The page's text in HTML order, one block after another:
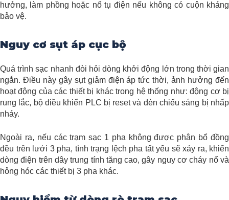
hưởng, làm phồng hoặc nổ tụ điện nếu không có cuộn kháng
bảo vệ.
Nguy cơ sụt áp cục bộ
Quá trình sạc nhanh đòi hỏi dòng khởi động lớn trong thời gian
ngắn. Điều này gây sụt giảm điện áp tức thời, ảnh hưởng đến
hoạt động của các thiết bị khác trong hệ thống như: động cơ bị
rung lắc, bộ điều khiển PLC bị reset và đèn chiếu sáng bị nhấp
nháy.
Ngoài ra, nếu các trạm sạc 1 pha không được phân bổ đồng
đều trên lưới 3 pha, tình trạng lệch pha tất yếu sẽ xảy ra, khiến
dòng điện trên dây trung tính tăng cao, gây nguy cơ cháy nổ và
hỏng hóc các thiết bị 3 pha khác.